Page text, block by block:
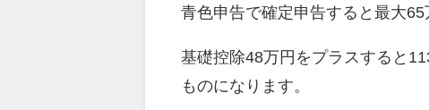
青色申告で確定申告すると最大
基礎控除48万円をプラスすると
ものになります。